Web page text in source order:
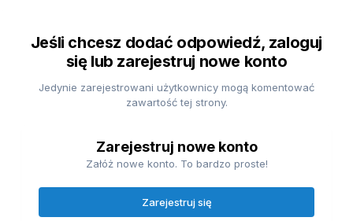
Jeśli chcesz dodać odpowiedź, zaloguj
się lub zarejestruj nowe konto
Jedynie zarejestrowani użytkownicy mogą komentować
zawartość tej strony.
Zarejestruj nowe konto
Załóż nowe konto. To bardzo proste!
Zarejestruj się